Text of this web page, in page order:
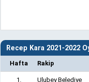
Recep Kara 2021-2022
Hafta Rakip
1. Ulubey Belediye